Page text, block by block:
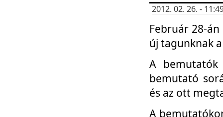
2012. 02. 26. -
Február 28-
új tagunknak
A
bemutató
és az ott
A